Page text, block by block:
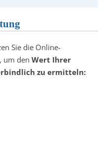
Sie die Online-
um den Wert Ihrer
zu ermitteln: